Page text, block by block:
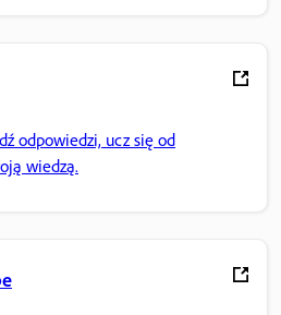
odpowiedzi, ucz się od
wiedzą.